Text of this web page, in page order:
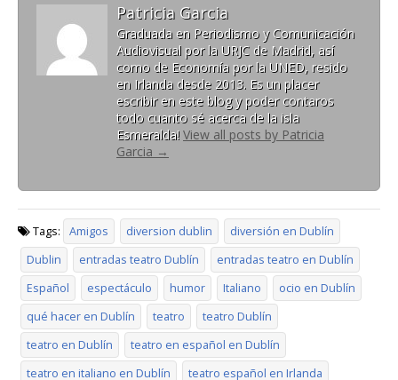
Patricia Garcia
Graduada en Periodismo y Comunicación
Audiovisual por la URJC de Madrid, así
como de Economía por la UNED, resido
en Irlanda desde 2013. Es un placer
escribir en este blog y poder contaros
todo cuanto sé acerca de la isla
Esmeralda! View all posts by Patricia
Garcia →
Tags: Amigos diversion dublin
diversión en Dublín
Dublin
entradas teatro Dublín
entradas teatro en Dublín
Español
espectáculo humor Italiano
ocio en Dublín
qué hacer en Dublín
teatro
teatro Dublín
teatro en Dublín
teatro en español en Dublín
teatro en italiano en Dublín
teatro español en Irlanda